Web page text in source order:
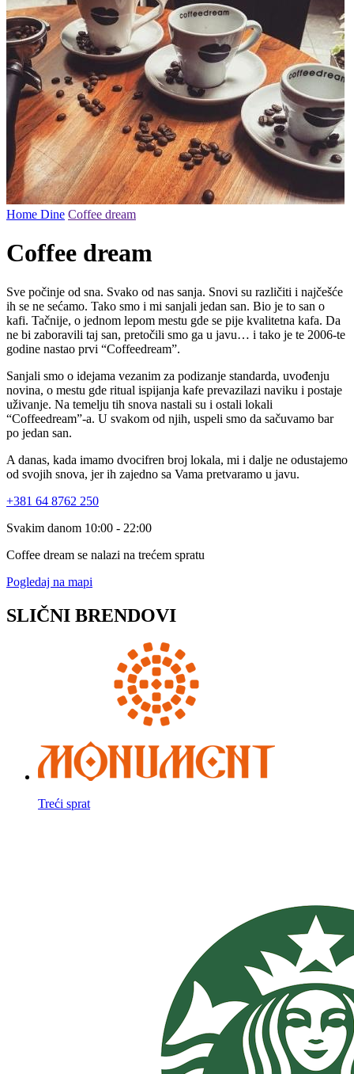
Home Dine Coffee dream
Coffee dream
Sve počinje od sna. Svako od nas sanja. Snovi su različiti i najčešće
ih se ne sećamo. Tako smo i mi sanjali jedan san. Bio je to san o
kafi. Tačnije, o jednom lepom mestu gde se pije kvalitetna kafa. Da
ne bi zaboravili taj san, pretočili smo ga u javu… i tako je te 2006-te
godine nastao prvi “Coffeedream”.
Sanjali smo o idejama vezanim za podizanje standarda, uvođenju
novina, o mestu gde ritual ispijanja kafe prevazilazi naviku i postaje
uživanje. Na temelju tih snova nastali su i ostali lokali
“Coffeedream”-a. U svakom od njih, uspeli smo da sačuvamo bar
po jedan san.
A danas, kada imamo dvocifren broj lokala, mi i dalje ne odustajemo
od svojih snova, jer ih zajedno sa Vama pretvaramo u javu.
+381 64 8762 250
Svakim danom 10:00 - 22:00
Coffee dream se nalazi na trećem spratu
Pogledaj na mapi
SLIČNI BRENDOVI
Treći sprat